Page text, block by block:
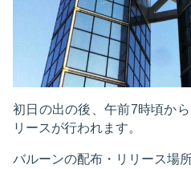
初日の出の後、午前7時頃か
リースが行われます。
バルーンの配布・リリース場